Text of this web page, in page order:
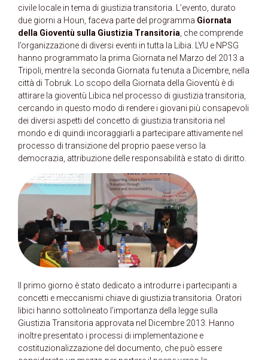
civile locale in tema di giustizia transitoria. L’evento, durato
due giorni a Houn, faceva parte del programma Giornata
della Gioventù sulla Giustizia Transitoria, che comprende
l’organizzazione di diversi eventi in tutta la Libia. LYU e NPSG
hanno programmato la prima Giornata nel Marzo del 2013 a
Tripoli, mentre la seconda Giornata fu tenuta a Dicembre, nella
città di Tobruk. Lo scopo della Giornata della Gioventù è di
attirare la gioventù Libica nel processo di giustizia transitoria,
cercando in questo modo di rendere i giovani più consapevoli
dei diversi aspetti del concetto di giustizia transitoria nel
mondo e di quindi incoraggiarli a partecipare attivamente nel
processo di transizione del proprio paese verso la
democrazia, attribuzione delle responsabilità e stato di diritto.
Il primo giorno è stato dedicato a introdurre i partecipanti a
concetti e meccanismi chiave di giustizia transitoria. Oratori
libici hanno sottolineato l’importanza della legge sulla
Giustizia Transitoria approvata nel Dicembre 2013. Hanno
inoltre presentato i processi di implementazione e
costituzionalizzazione del documento, che può essere